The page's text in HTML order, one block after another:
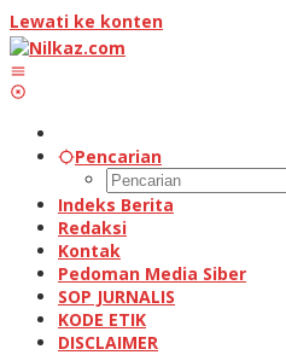
Lewati ke konten
Pencarian
Indeks Berita
Redaksi
Kontak
Pedoman Media Siber
SOP JURNALIS
KODE ETIK
DISCLAIMER